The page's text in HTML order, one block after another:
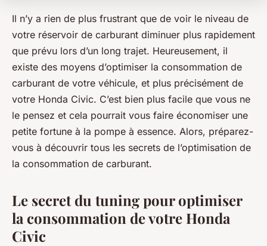
Il n’y a rien de plus frustrant que de voir le niveau de
votre réservoir de carburant diminuer plus rapidement
que prévu lors d’un long trajet. Heureusement, il
existe des moyens d’optimiser la consommation de
carburant de votre véhicule, et plus précisément de
votre Honda Civic. C’est bien plus facile que vous ne
le pensez et cela pourrait vous faire économiser une
petite fortune à la pompe à essence. Alors, préparez-
vous à découvrir tous les secrets de l’optimisation de
la consommation de carburant.
Le secret du tuning pour optimiser
la consommation de votre Honda
Civic